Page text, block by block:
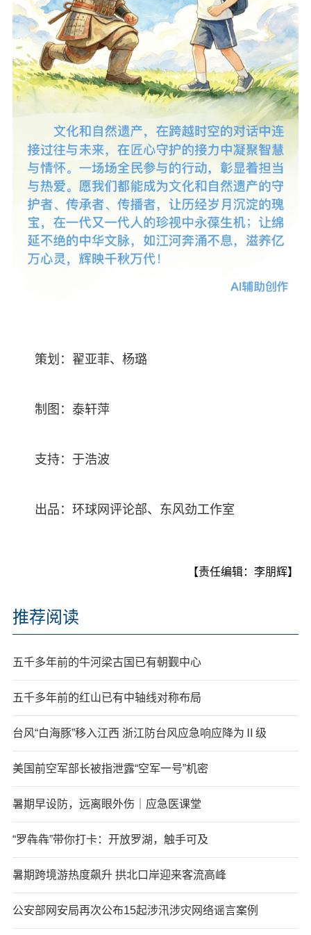
策划：翟亚菲、杨璐
制图：泰轩萍
支持：于浩波
出品：环球网评论部、东风劲工作室
【责任编辑：李朋辉】
推荐阅读
五千多年前的牛河梁古国已有朝觐中心
五千多年前的红山已有中轴线对称布局
台风“白海豚”移入江西 浙江防台风应急响应降为Ⅱ级
美国前空军部长被指泄露“空军一号”机密
暑期早设防，远离眼外伤｜应急医课堂
“罗犇犇”带你打卡：开放罗湖，触手可及
暑期跨境游热度飙升 拱北口岸迎来客流高峰
公安部网安局再次公布15起涉汛涉灾网络谣言案例